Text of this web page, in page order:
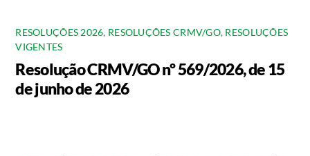
RESOLUÇÕES 2026, RESOLUÇÕES CRMV/GO, RESOLUÇÕES
VIGENTES
Resolução CRMV/GO nº 569/2026, de 15
de junho de 2026